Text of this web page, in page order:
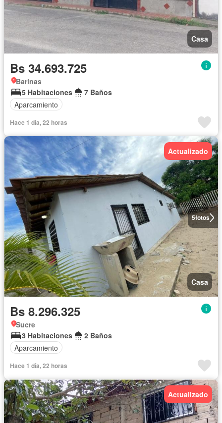
Casa
Bs 34.693.725
Barinas
5 Habitaciones
7 Baños
Aparcamiento
Hace 1 día, 22 horas
5fotos
Actualizado
Casa
Bs 8.296.325
Sucre
3 Habitaciones
2 Baños
Aparcamiento
Hace 1 día, 22 horas
Actualizado